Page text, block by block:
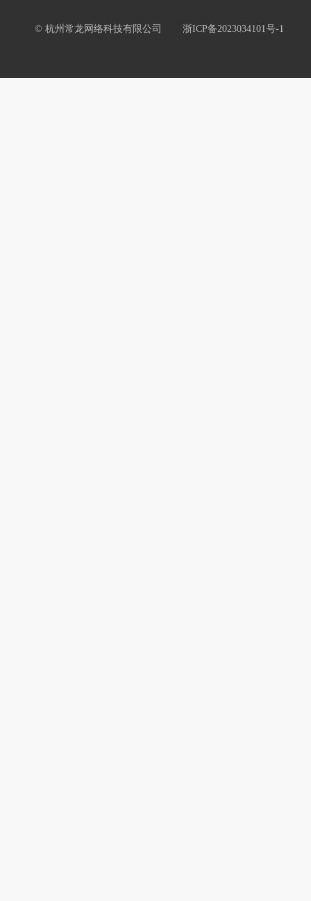
© 杭州常龙网络科技有限公司 浙ICP备2023034101号-1